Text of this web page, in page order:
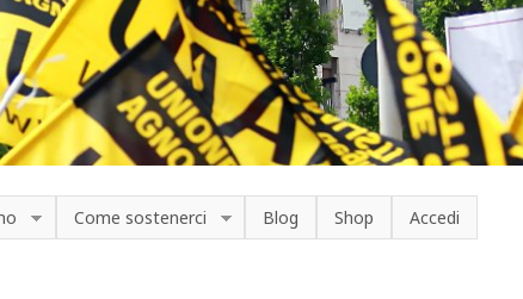
Come sostenerci Blog Shop Accedi